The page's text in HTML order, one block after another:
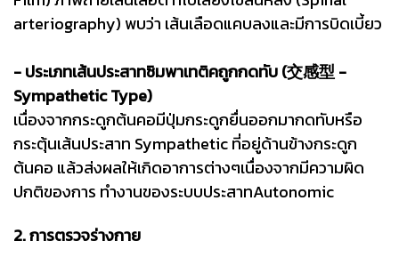
arteriography) พบว่า เส้นเลือดแคบลงและมีการบิดเบี้ยว
- ประเภทเส้นประสาทซิมพาเทติคถูกกดทับ (交感型 -
Sympathetic Type)
เนื่องจากกระดูกต้นคอมีปุ่มกระดูกยื่นออกมากดทับหรือ
กระตุ้นเส้นประสาท Sympathetic ที่อยู่ด้านข้างกระดูก
ต้นคอ แล้วส่งผลให้เกิดอาการต่างๆเนื่องจากมีความผิด
ปกติของการ ทำงานของระบบประสาทAutonomic
2. การตรวจร่างกาย